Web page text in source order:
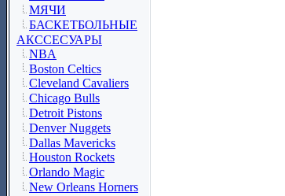
МЯЧИ
БАСКЕТБОЛЬНЫЕ
АКССЕСУАРЫ
NBA
Boston Celtics
Cleveland Cavaliers
Chicago Bulls
Detroit Pistons
Denver Nuggets
Dallas Mavericks
Houston Rockets
Orlando Magic
New Orleans Horners